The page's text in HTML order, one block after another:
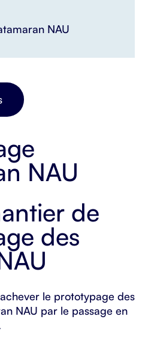
NAU
NAU
de
des
le prototypage des
NAU par le passage en